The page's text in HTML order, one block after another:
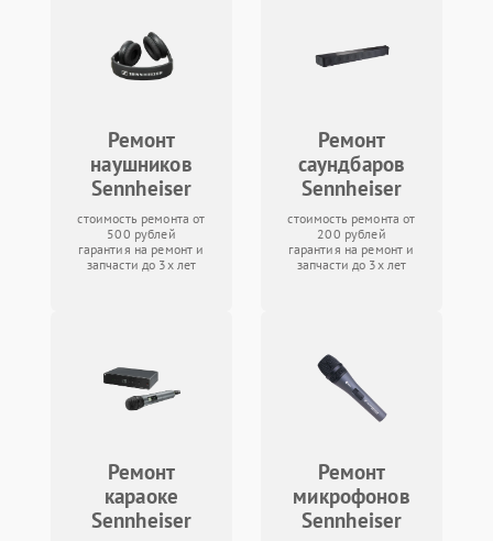
Ремонт
наушников
Sennheiser
стоимость ремонта от
500 рублей
гарантия на ремонт и
запчасти до 3х лет
Ремонт
саундбаров
Sennheiser
стоимость ремонта от
200 рублей
гарантия на ремонт и
запчасти до 3х лет
Ремонт
караоке
Sennheiser
Ремонт
микрофонов
Sennheiser